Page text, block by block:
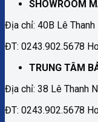
SHOWROOM
Địa chỉ: 40B Lê
ĐT: 0243.902.5678
TRUNG TÂM
Địa chỉ: 38 Lê Thanh
ĐT: 0243.902.5678